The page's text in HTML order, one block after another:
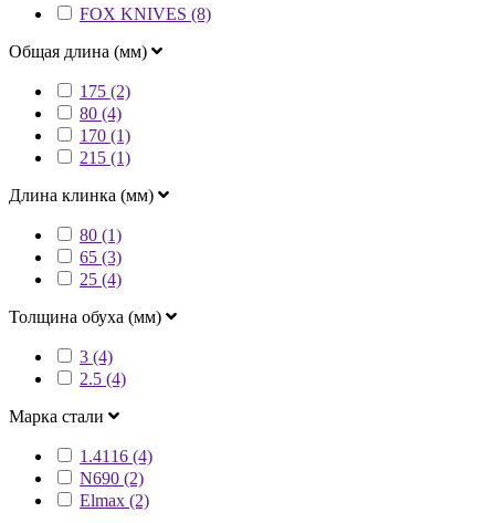
FOX KNIVES (8)
Общая длина (мм)
175 (2)
80 (4)
170 (1)
215 (1)
Длина клинка (мм)
80 (1)
65 (3)
25 (4)
Толщина обуха (мм)
3 (4)
2.5 (4)
Марка стали
1.4116 (4)
N690 (2)
Elmax (2)